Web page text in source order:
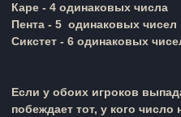
Каре - 4 одинаковых числа
Пента - 5 одинаковых чисел
Сикстет - 6 одинаковых
Если у обоих игроков
побеждает тот, у кого